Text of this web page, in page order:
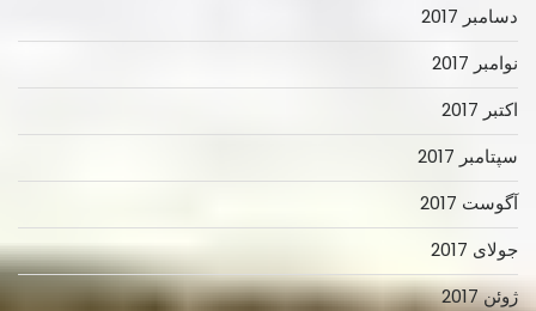
دسامبر 2017
نوامبر 2017
اکتبر 2017
سپتامبر 2017
آگوست 2017
جولای 2017
ژوئن 2017